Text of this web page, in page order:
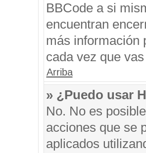
BBCode a si
encuentran
más información
cada vez que
Arriba
» ¿Puedo usar
No. No es
acciones que se
aplicados